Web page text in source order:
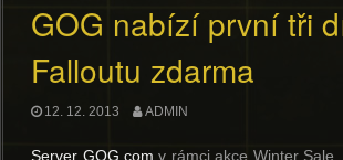
GOG nabízí první tři
Falloutu zdarma
12. 12. 2013 ADMIN
Server GOG.com v rámci akce Winter